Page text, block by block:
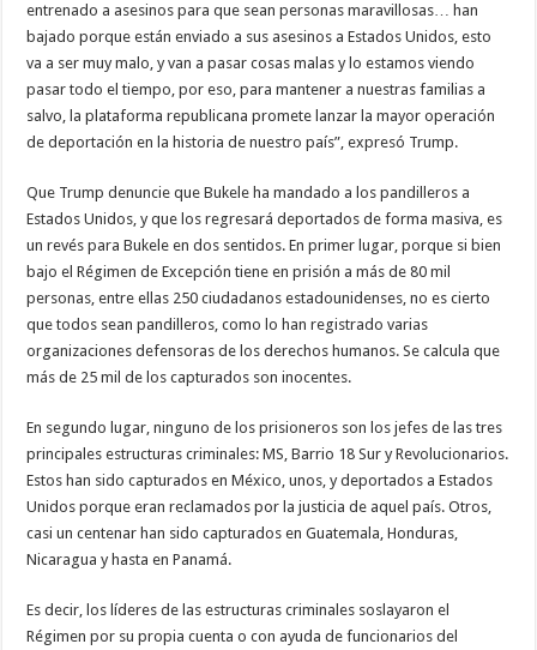
entrenado a asesinos para que sean personas maravillosas… han
bajado porque están enviado a sus asesinos a Estados Unidos, esto
va a ser muy malo, y van a pasar cosas malas y lo estamos viendo
pasar todo el tiempo, por eso, para mantener a nuestras familias a
salvo, la plataforma republicana promete lanzar la mayor operación
de deportación en la historia de nuestro país”, expresó Trump.
Que Trump denuncie que Bukele ha mandado a los pandilleros a
Estados Unidos, y que los regresará deportados de forma masiva, es
un revés para Bukele en dos sentidos. En primer lugar, porque si bien
bajo el Régimen de Excepción tiene en prisión a más de 80 mil
personas, entre ellas 250 ciudadanos estadounidenses, no es cierto
que todos sean pandilleros, como lo han registrado varias
organizaciones defensoras de los derechos humanos. Se calcula que
más de 25 mil de los capturados son inocentes.
En segundo lugar, ninguno de los prisioneros son los jefes de las tres
principales estructuras criminales: MS, Barrio 18 Sur y Revolucionarios.
Estos han sido capturados en México, unos, y deportados a Estados
Unidos porque eran reclamados por la justicia de aquel país. Otros,
casi un centenar han sido capturados en Guatemala, Honduras,
Nicaragua y hasta en Panamá.
Es decir, los líderes de las estructuras criminales soslayaron el
Régimen por su propia cuenta o con ayuda de funcionarios del